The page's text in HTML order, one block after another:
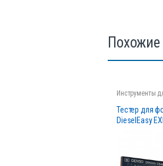
Инструменты
Тестер для
DieselEasy